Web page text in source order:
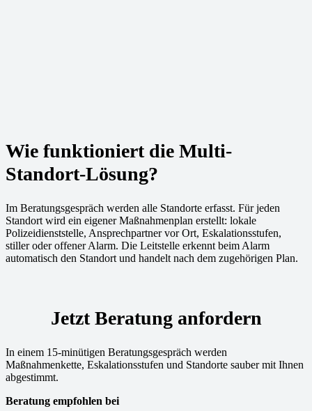
Wie funktioniert die Multi-
Standort-Lösung?
Im Beratungsgespräch werden alle Standorte erfasst. Für jeden
Standort wird ein eigener Maßnahmenplan erstellt: lokale
Polizeidienststelle, Ansprechpartner vor Ort, Eskalationsstufen,
stiller oder offener Alarm. Die Leitstelle erkennt beim Alarm
automatisch den Standort und handelt nach dem zugehörigen Plan.
Jetzt Beratung anfordern
In einem 15-minütigen Beratungsgespräch werden
Maßnahmenkette, Eskalationsstufen und Standorte sauber mit Ihnen
abgestimmt.
Beratung empfohlen bei